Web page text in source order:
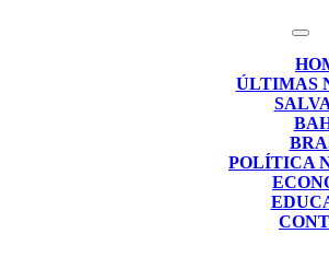
ÚLTIMAS
POLÍTICA